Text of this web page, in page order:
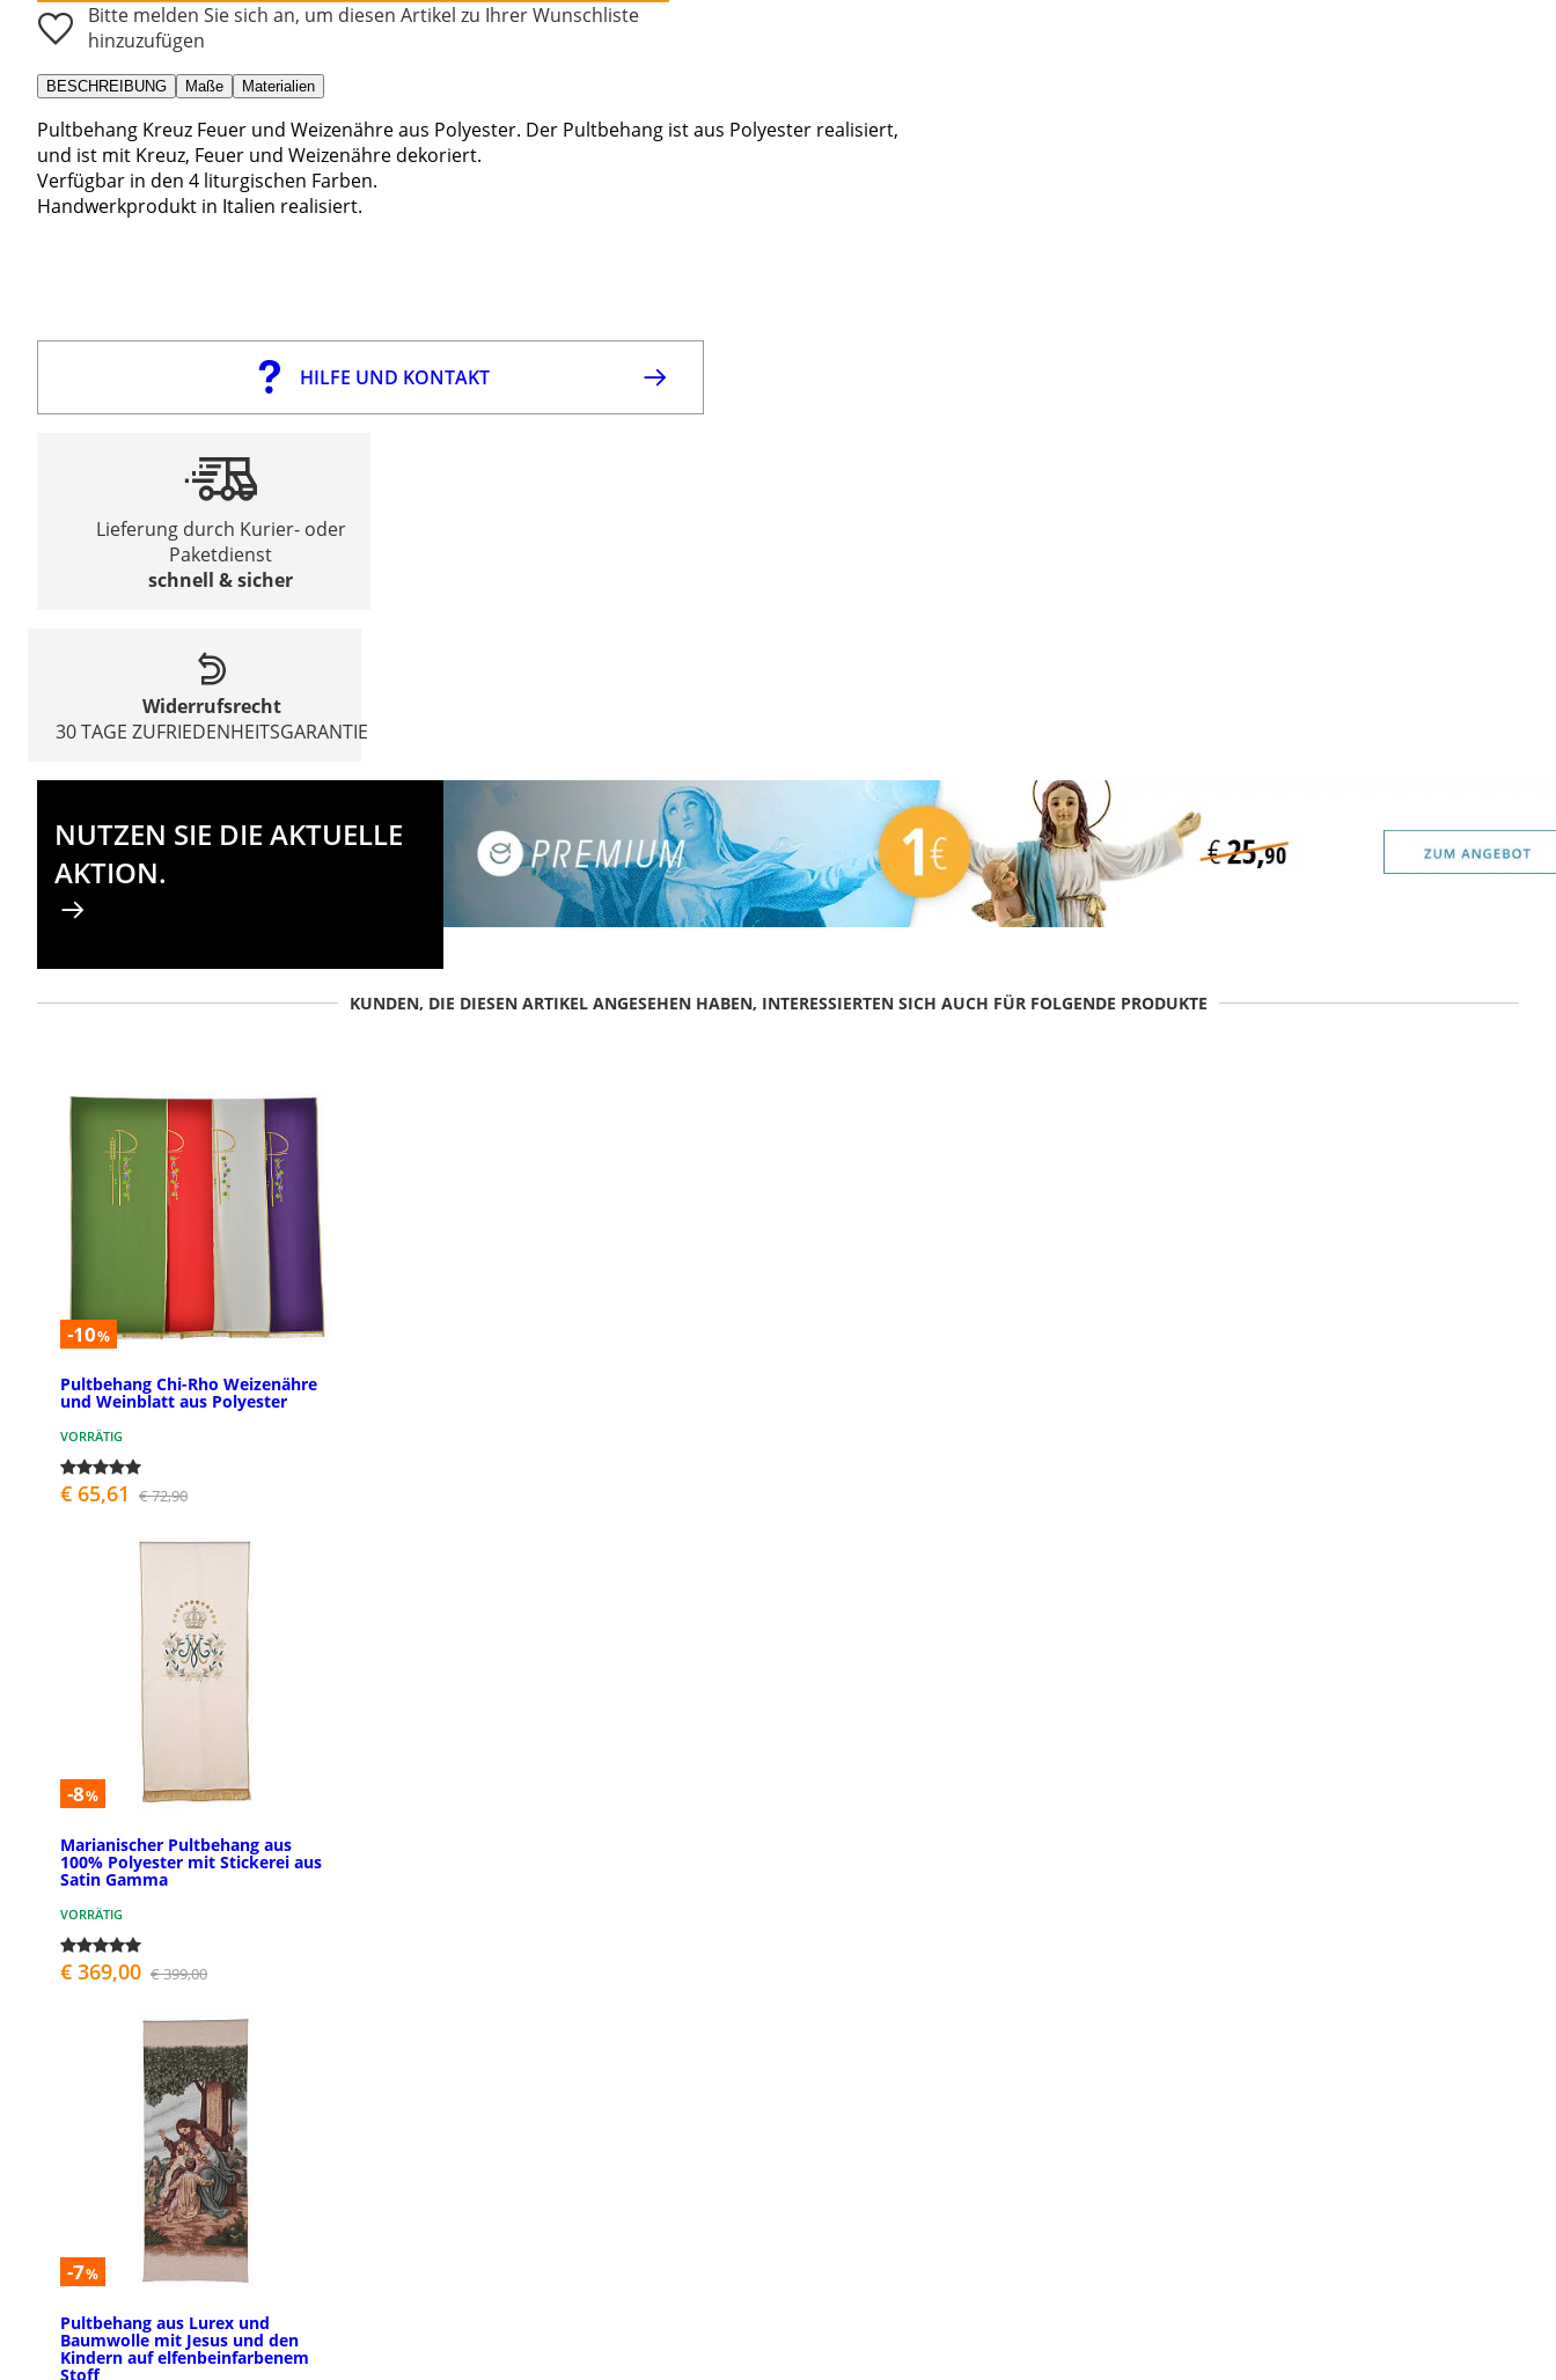
Bitte melden Sie sich an, um diesen Artikel zu Ihrer Wunschliste
hinzuzufügen
BESCHREIBUNG Maße Materialien
Pultbehang Kreuz Feuer und Weizenähre aus Polyester. Der Pultbehang ist aus Polyester realisiert,
und ist mit Kreuz, Feuer und Weizenähre dekoriert.
Verfügbar in den 4 liturgischen Farben.
Handwerkprodukt in Italien realisiert.
HILFE UND KONTAKT
Lieferung durch Kurier- oder
Paketdienst
schnell & sicher
Widerrufsrecht
30 TAGE ZUFRIEDENHEITSGARANTIE
NUTZEN SIE DIE AKTUELLE
AKTION.
KUNDEN, DIE DIESEN ARTIKEL ANGESEHEN HABEN, INTERESSIERTEN SICH AUCH FÜR FOLGENDE PRODUKTE
-10%
Pultbehang Chi-Rho Weizenähre
und Weinblatt aus Polyester
VORRÄTIG
€ 65,61 € 72,90
-8%
Marianischer Pultbehang aus
100% Polyester mit Stickerei aus
Satin Gamma
VORRÄTIG
€ 369,00 € 399,00
-7%
Pultbehang aus Lurex und
Baumwolle mit Jesus und den
Kindern auf elfenbeinfarbenem
Stoff